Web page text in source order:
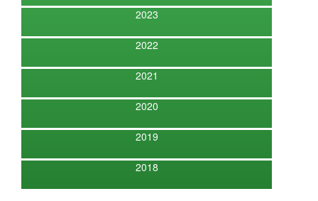
2023
2022
2021
2020
2019
2018